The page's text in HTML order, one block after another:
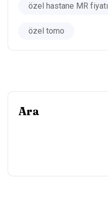
özel hastane MR fiyatı
özel tomo
Ara